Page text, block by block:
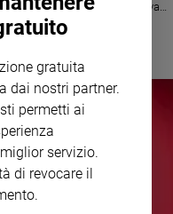
un'intervista esclusiva
futuri.
gratuita
dai nostri partner.
permetti ai
servizio.
di revocare il